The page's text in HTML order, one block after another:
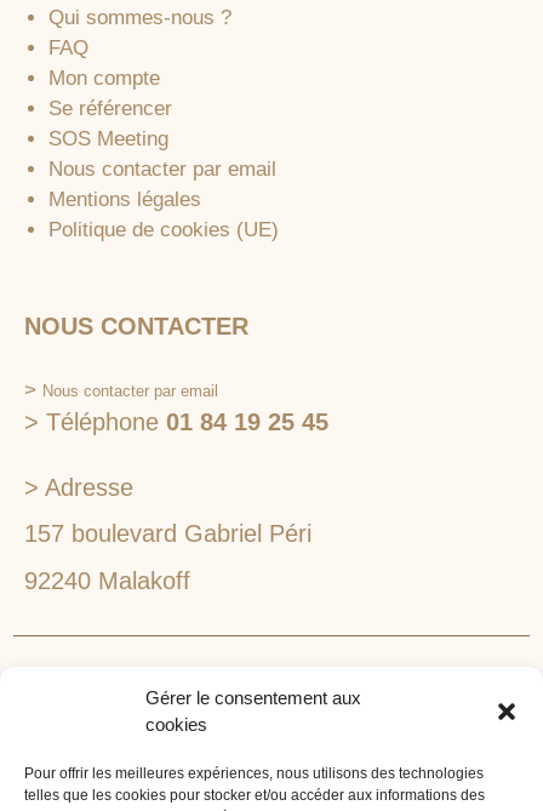
Gérer le consentement aux
cookies
Pour offrir les meilleures expériences, nous utilisons des technologies
telles que les cookies pour stocker et/ou accéder aux informations des
Qui sommes-nous ?
FAQ
Mon compte
Se référencer
SOS Meeting
Nous contacter par email
Mentions légales
Politique de cookies (UE)
NOUS CONTACTER
> Nous contacter par email
> Téléphone 01 84 19 25 45
> Adresse
157 boulevard Gabriel Péri
92240 Malakoff
1lieu1salle est spécialisé dans la recherche de lieux
événements d'entreprise. 1lieu1salle recherche
gratuitement pour vous, votre lieu de séminaire idéal :